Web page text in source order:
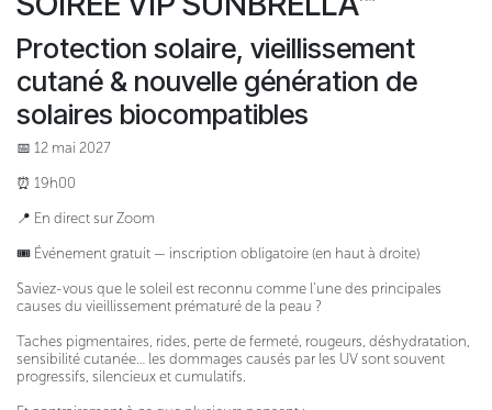
Protection solaire, vieillissement
cutané & nouvelle génération de
solaires biocompatibles
📅 12 mai 2027
⏰ 19h00
📍 En direct sur Zoom
🎟 Événement gratuit — inscription obligatoire (en haut à droite)
Saviez-vous que le soleil est reconnu comme l’une des principales
causes du vieillissement prématuré de la peau ?
Taches pigmentaires, rides, perte de fermeté, rougeurs, déshydratation,
sensibilité cutanée… les dommages causés par les UV sont souvent
progressifs, silencieux et cumulatifs.